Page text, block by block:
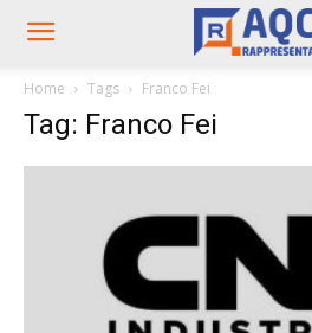
Home Tags Franco Fei
Tag: Franco Fei